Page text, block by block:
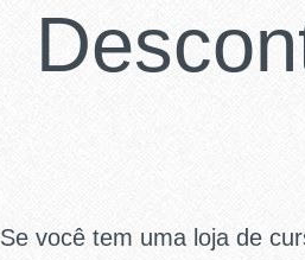
Se você tem uma loja de